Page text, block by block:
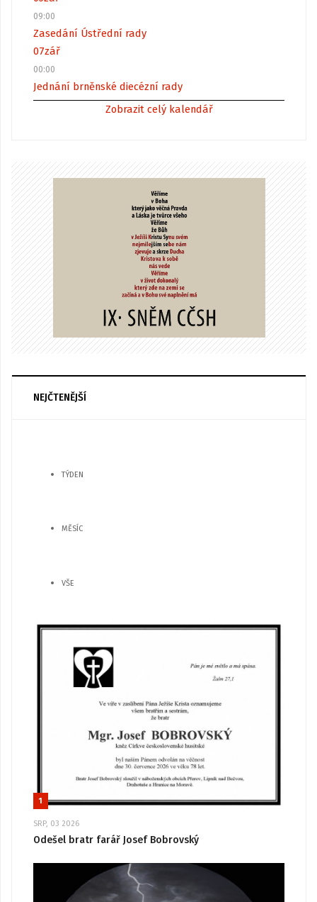
09:00
Zasedání Ústřední rady
07zář
00:00
Jednání brněnské diecézní rady
Zobrazit celý kalendář
NEJČTENĚJŠÍ
TÝDEN
MĚSÍC
VŠE
1
SRP, 03 2026
Odešel bratr farář Josef Bobrovský